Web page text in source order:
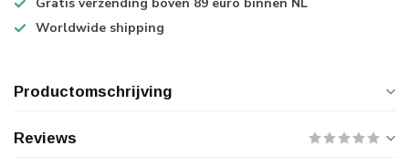
Worldwide shipping
Productomschrijving
Reviews